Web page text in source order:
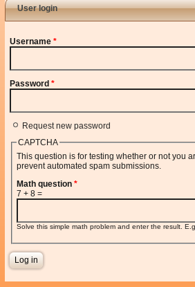
User login
Username*
Password*
Request new password
CAPTCHA
This question is for testing whether or not you
prevent automated spam submissions.
Math question*
7 + 8 =
Solve this simple math problem and enter the result.